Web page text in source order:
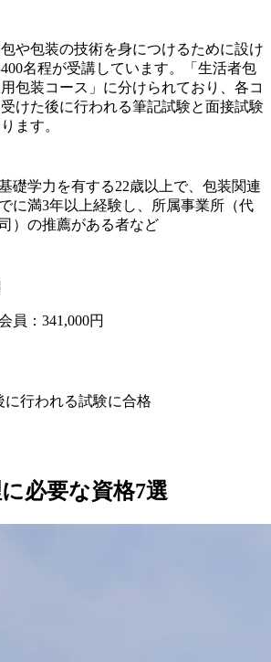
や包装の技術を身につけるために設け
名程が受講しています。「生活者包
包装コース」に分けられており、各コ
けた後に行われる筆記試験と面接試験
ます。
礎学力を有する22歳以上で、包装関連
に満3年以上経験し、所属事業所（代
）の推薦がある者など
員：341,000円
に行われる試験に合格
必要な資格7選